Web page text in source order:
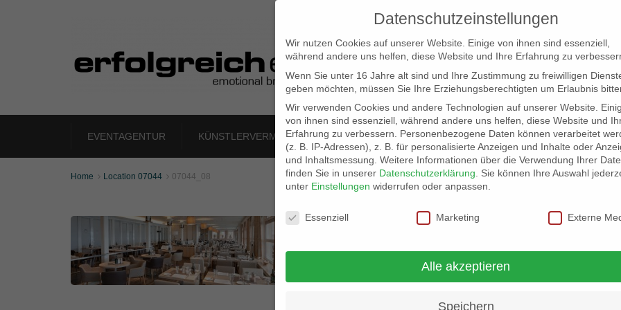
EVENTAGENTUR KÜNSTLERVERMITTLUNG LOCATION SCOUT ELB-LOCATION: PANORAMA
Home  Location 07044  07044_08
Datenschutzeinstellungen
Wir nutzen Cookies auf unserer Website. Einige von ihnen sind essenziell,
während andere uns helfen, diese Website und Ihre Erfahrung zu
Wenn Sie unter 16 Jahre alt sind und Ihre Zustimmung zu freiwilligen
geben möchten, müssen Sie Ihre Erziehungsberechtigten um Erlaubnis
Wir verwenden Cookies und andere Technologien auf unserer Website.
von ihnen sind essenziell, während andere uns helfen, diese Website und
Erfahrung zu verbessern.
Personenbezogene Daten können verarbeitet
(z. B. IP-Adressen), z. B. für personalisierte Anzeigen und Inhalte oder
und Inhaltsmessung. Weitere Informationen über die Verwendung Ihrer
finden Sie in unserer Datenschutzerklärung
Sie können Ihre Auswahl
unter Einstellungen widerrufen oder anpassen.
Datenschutzeinstellungen
Essenziell Marketing Externe
Alle akzeptieren
Speichern